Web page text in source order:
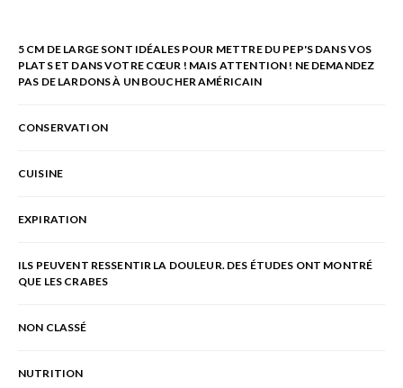
5 CM DE LARGE SONT IDÉALES POUR METTRE DU PEP'S DANS VOS
PLATS ET DANS VOTRE CŒUR ! MAIS ATTENTION ! NE DEMANDEZ
PAS DE LARDONS À UN BOUCHER AMÉRICAIN
CONSERVATION
CUISINE
EXPIRATION
ILS PEUVENT RESSENTIR LA DOULEUR. DES ÉTUDES ONT MONTRÉ
QUE LES CRABES
NON CLASSÉ
NUTRITION